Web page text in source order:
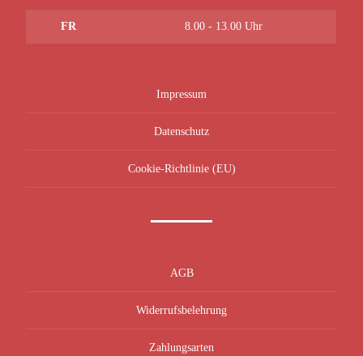
FR 8.00 - 13.00 Uhr
Impressum
Datenschutz
Cookie-Richtlinie (EU)
AGB
Widerrufsbelehrung
Zahlungsarten